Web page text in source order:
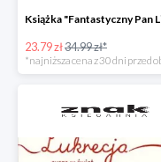
23.79 zł34.99 zł*